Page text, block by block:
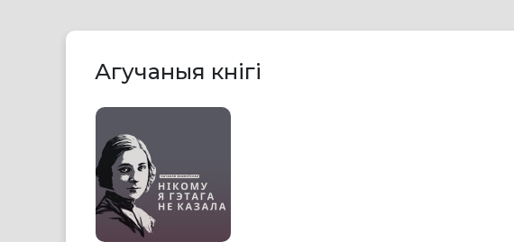
Агучаныя кнігі